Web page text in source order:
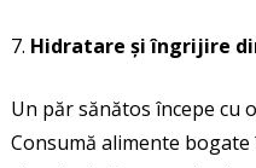
Hidratare și îngrijire
Un păr sănătos începe cu
Consumă alimente